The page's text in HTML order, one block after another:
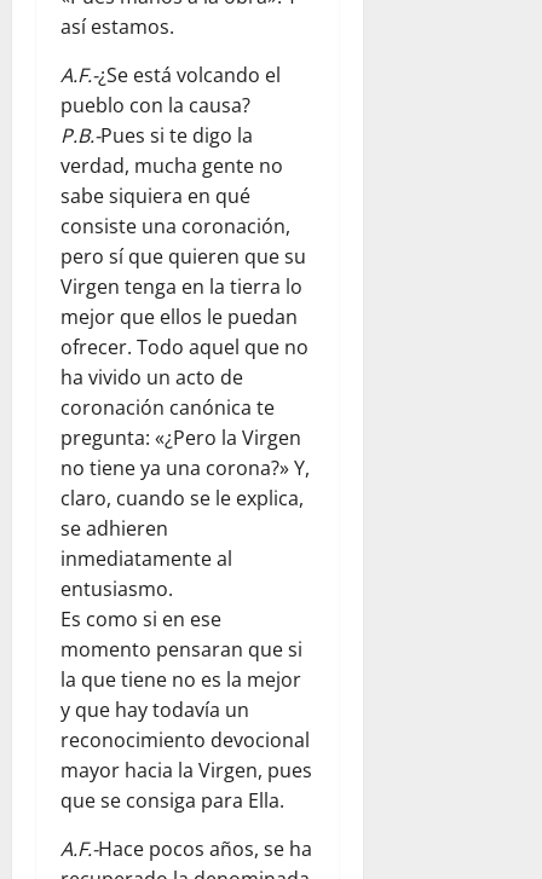
así estamos.
A.F.-¿Se está volcando el
pueblo con la causa?
P.B.-Pues si te digo la
verdad, mucha gente no
sabe siquiera en qué
consiste una coronación,
pero sí que quieren que su
Virgen tenga en la tierra lo
mejor que ellos le puedan
ofrecer. Todo aquel que no
ha vivido un acto de
coronación canónica te
pregunta: «¿Pero la Virgen
no tiene ya una corona?» Y,
claro, cuando se le explica,
se adhieren
inmediatamente al
entusiasmo.
Es como si en ese
momento pensaran que si
la que tiene no es la mejor
y que hay todavía un
reconocimiento devocional
mayor hacia la Virgen, pues
que se consiga para Ella.
A.F.-Hace pocos años, se ha